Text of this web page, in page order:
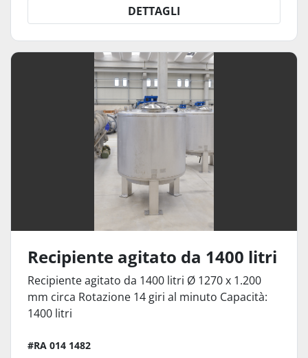
DETTAGLI
Recipiente agitato da 1400 litri
Recipiente agitato da 1400 litri Ø 1270 x 1.200
mm circa Rotazione 14 giri al minuto Capacità:
1400 litri
#RA 014 1482